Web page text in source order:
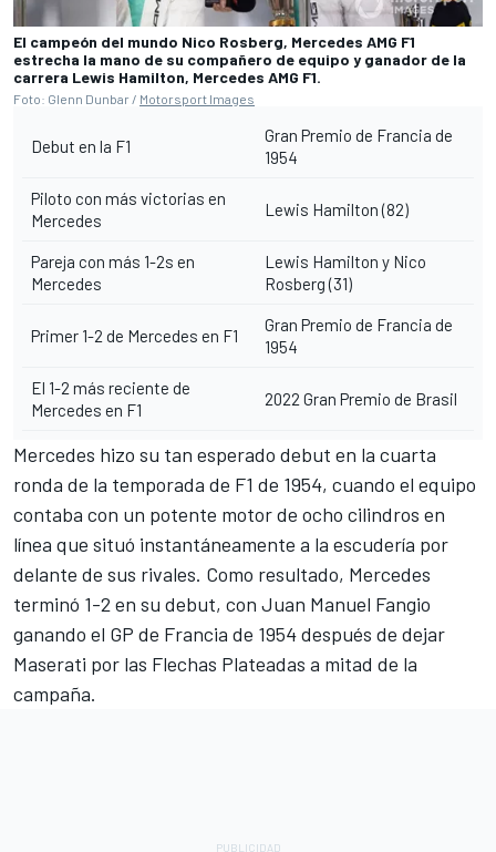
El campeón del mundo Nico Rosberg, Mercedes AMG F1
estrecha la mano de su compañero de equipo y ganador de la
carrera Lewis Hamilton, Mercedes AMG F1.
Foto: Glenn Dunbar / Motorsport Images
Debut en la F1
Gran Premio de Francia de
1954
Piloto con más victorias en
Mercedes
Lewis Hamilton(82)
Pareja con más 1-2s en
Mercedes
Lewis Hamilton y Nico
Rosberg(31)
Primer 1-2 de Mercedes en F1
Gran Premio de Francia de
1954
El 1-2 más reciente de
Mercedes en F1
2022 Gran Premio de Brasil
Mercedes hizo su tan esperado debut en la cuarta
ronda de la temporada de F1 de 1954, cuando el equipo
contaba con un potente motor de ocho cilindros en
línea que situó instantáneamente a la escudería por
delante de sus rivales. Como resultado, Mercedes
terminó 1-2 en su debut, con Juan Manuel Fangio
ganando el GP de Francia de 1954 después de dejar
Maserati por las Flechas Plateadas a mitad de la
campaña.